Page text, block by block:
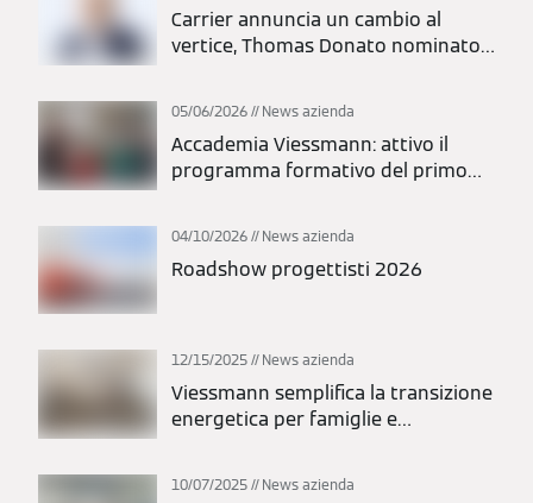
Carrier annuncia un cambio al
vertice, Thomas Donato nominato
05/06/2026 News azienda
Accademia Viessmann: attivo il
programma formativo del primo
04/10/2026 News azienda
Roadshow progettisti 2026
12/15/2025 News azienda
Viessmann semplifica la transizione
energetica per famiglie e
10/07/2025 News azienda